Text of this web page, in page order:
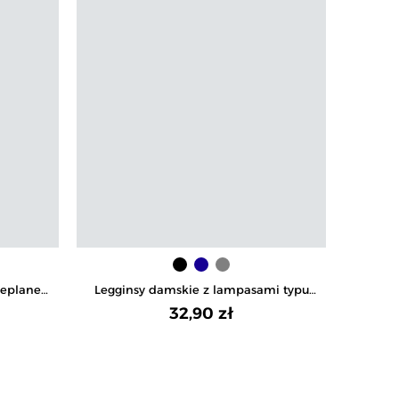
Legginsy damskie z lampasami typu
peach touch
32,90 zł